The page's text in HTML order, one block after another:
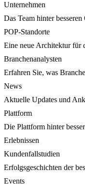
Unternehmen
Das Team hinter
POP-Standorte
Eine neue Architektur für
Branchenanalysten
Erfahren Sie, was
News
Aktuelle Updates und
Plattform
Die Plattform hinter
Erlebnissen
Kundenfallstudien
Erfolgsgeschichten der
Events